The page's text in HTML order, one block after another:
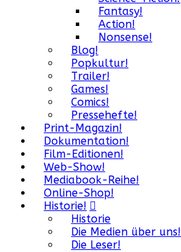
Fantasy!
Action!
Nonsense!
Blog!
Popkultur!
Trailer!
Games!
Comics!
Pressehefte!
Print-Magazin!
Dokumentation!
Film-Editionen!
Web-Show!
Mediabook-Reihe!
Online-Shop!
Historie!
Historie
Die Medien über uns!
Die Leser!